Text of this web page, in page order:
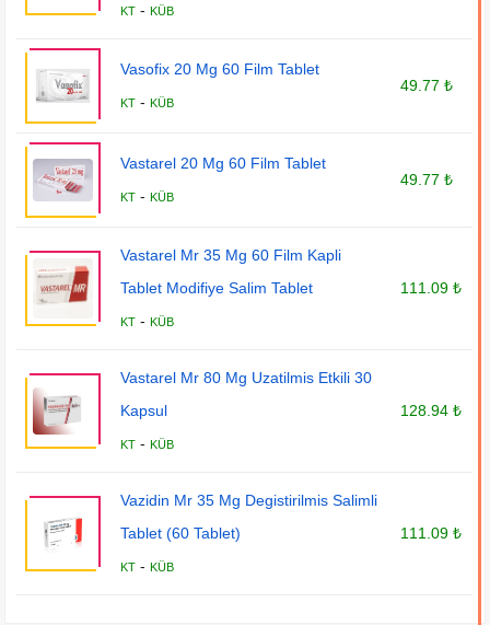
KT -KÜB
Vasofix 20 Mg 60 Film Tablet
KT -KÜB
49.77 ₺
Vastarel 20 Mg 60 Film Tablet
KT -KÜB
49.77 ₺
Vastarel Mr 35 Mg 60 Film Kapli
Tablet Modifiye Salim Tablet
KT -KÜB
111.09 ₺
Vastarel Mr 80 Mg Uzatilmis Etkili 30
Kapsul
KT -KÜB
128.94 ₺
Vazidin Mr 35 Mg Degistirilmis Salimli
Tablet (60 Tablet)
KT -KÜB
111.09 ₺